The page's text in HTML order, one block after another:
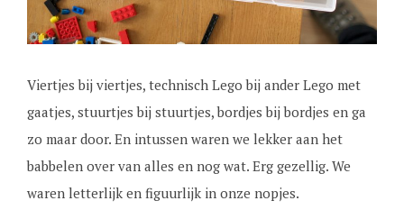
Viertjes bij viertjes, technisch Lego bij ander Lego met
gaatjes, stuurtjes bij stuurtjes, bordjes bij bordjes en ga
zo maar door. En intussen waren we lekker aan het
babbelen over van alles en nog wat. Erg gezellig. We
waren letterlijk en figuurlijk in onze nopjes.